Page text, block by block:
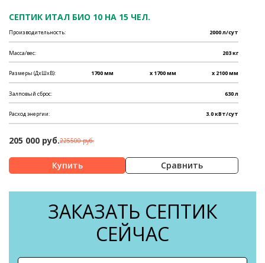
СЕПТИК ИТАЛ БИО 10 НА 15 ЧЕЛ.
Производительность: 2000 л/сут
Масса/вес: 203 кг
Размеры (ДхШхВ): 1700 мм x 1700 мм x 2100 мм
Залповый сброс: 630 л
Расход энергии: 3.0 кВт/сут
205 000 руб.225500 руб.
Сравнить
ЗАКАЗАТЬ СЕПТИК
СЕЙЧАС